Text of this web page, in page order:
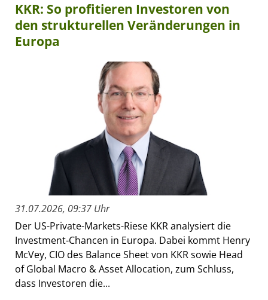
KKR: So profitieren Investoren von
den strukturellen Veränderungen in
Europa
31.07.2026, 09:37 Uhr
Der US-Private-Markets-Riese KKR analysiert die
Investment-Chancen in Europa. Dabei kommt Henry
McVey, CIO des Balance Sheet von KKR sowie Head
of Global Macro & Asset Allocation, zum Schluss,
dass Investoren die...